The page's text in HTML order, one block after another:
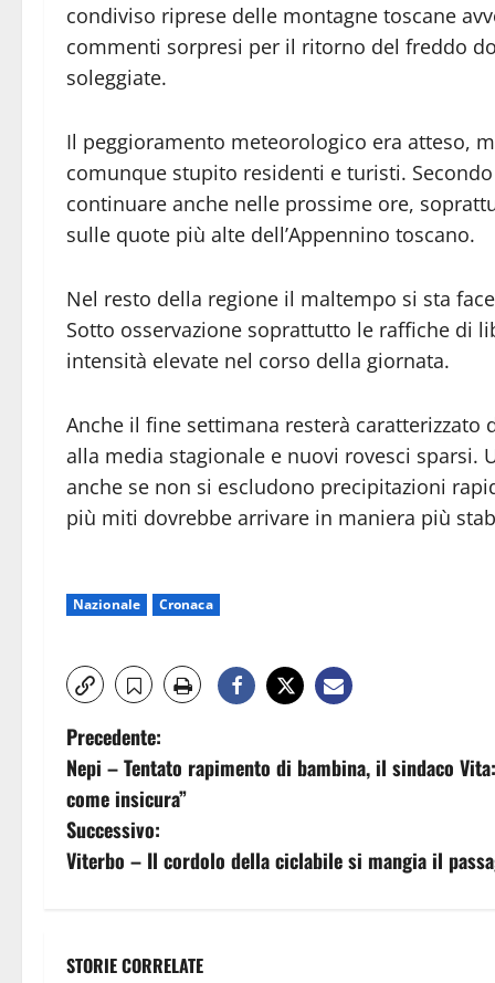
condiviso riprese delle montagne toscane
commenti sorpresi per il ritorno del freddo
soleggiate.
Il peggioramento meteorologico era atteso,
comunque stupito residenti e turisti.
continuare anche nelle prossime ore,
sulle quote più alte dell’Appennino toscano.
Nel resto della regione il maltempo si sta
Sotto osservazione soprattutto le raffiche di
intensità elevate nel corso della giornata.
Anche il fine settimana resterà
alla media stagionale e nuovi rovesci
anche se non si escludono precipitazioni
più miti dovrebbe arrivare in maniera più
Nazionale Cronaca
N
a
v
i
Precedente:
Nepi – Tentato rapimento di bambina, il sindaco
come insicura”
Successivo:
Viterbo – Il cordolo della ciclabile si mangia il
STORIE CORRELATE